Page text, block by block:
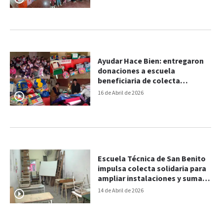
16 de Abril de 2026
Ayudar Hace Bien: entregaron
donaciones a escuela
beneficiaria de colecta
solidaria
14 de Abril de 2026
Escuela Técnica de San Benito
impulsa colecta solidaria para
ampliar instalaciones y sumar
espacios